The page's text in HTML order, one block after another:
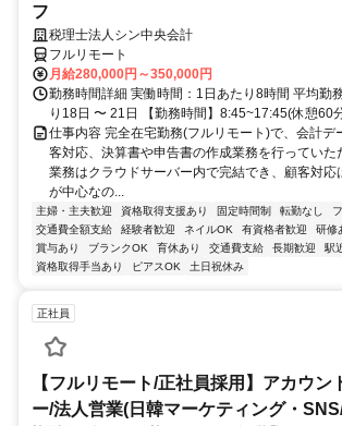
フ
税理士法人シン中央会計
フルリモート
月給280,000円～350,000円
勤務時間詳細 実働時間：1日あたり8時間 平均勤
り18日 〜 21日 【勤務時間】8:45~17:45(休憩60
仕事内容 完全在宅勤務(フルリモート)で、会計デ
客対応、決算書や申告書の作成業務を行っていた
業務はクラウドサーバー内で完結でき、顧客対応
が中心なの...
主婦・主夫歓迎 資格取得支援あり 固定時間制 転勤なし
交通費全額支給
経験者歓迎 ネイルOK 有資格者歓迎 研修
賞与あり
ブランクOK 育休あり 交通費支給 長期歓迎
駅
資格取得手当あり
ピアスOK 土日祝休み
正社員
【フルリモート/正社員採用】アカウン
ー/法人営業(日韓マーケティング・